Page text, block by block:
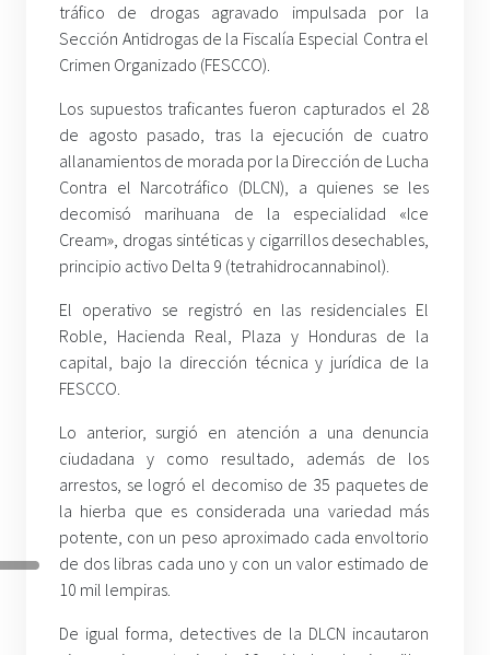
tráfico de drogas agravado impulsada por la
Sección Antidrogas de la Fiscalía Especial Contra el
Crimen Organizado (FESCCO).
Los supuestos traficantes fueron capturados el 28
de agosto pasado, tras la ejecución de cuatro
allanamientos de morada por la Dirección de Lucha
Contra el Narcotráfico (DLCN), a quienes se les
decomisó marihuana de la especialidad «Ice
Cream», drogas sintéticas y cigarrillos desechables,
principio activo Delta 9 (tetrahidrocannabinol).
El operativo se registró en las residenciales El
Roble, Hacienda Real, Plaza y Honduras de la
capital, bajo la dirección técnica y jurídica de la
FESCCO.
Lo anterior, surgió en atención a una denuncia
ciudadana y como resultado, además de los
arrestos, se logró el decomiso de 35 paquetes de
la hierba que es considerada una variedad más
potente, con un peso aproximado cada envoltorio
de dos libras cada uno y con un valor estimado de
10 mil lempiras.
De igual forma, detectives de la DLCN incautaron